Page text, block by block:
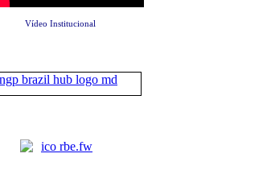
Vídeo Institucional